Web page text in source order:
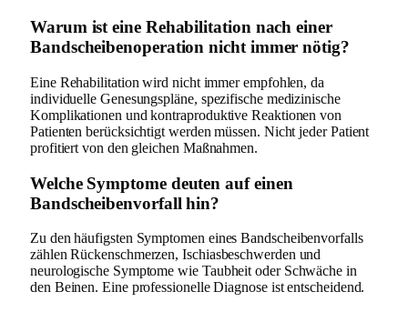
Warum ist eine Rehabilitation nach einer
Bandscheibenoperation nicht immer nötig?
Eine Rehabilitation wird nicht immer empfohlen, da
individuelle Genesungspläne, spezifische medizinische
Komplikationen und kontraproduktive Reaktionen von
Patienten berücksichtigt werden müssen. Nicht jeder Patient
profitiert von den gleichen Maßnahmen.
Welche Symptome deuten auf einen
Bandscheibenvorfall hin?
Zu den häufigsten Symptomen eines Bandscheibenvorfalls
zählen Rückenschmerzen, Ischiasbeschwerden und
neurologische Symptome wie Taubheit oder Schwäche in
den Beinen. Eine professionelle Diagnose ist entscheidend.